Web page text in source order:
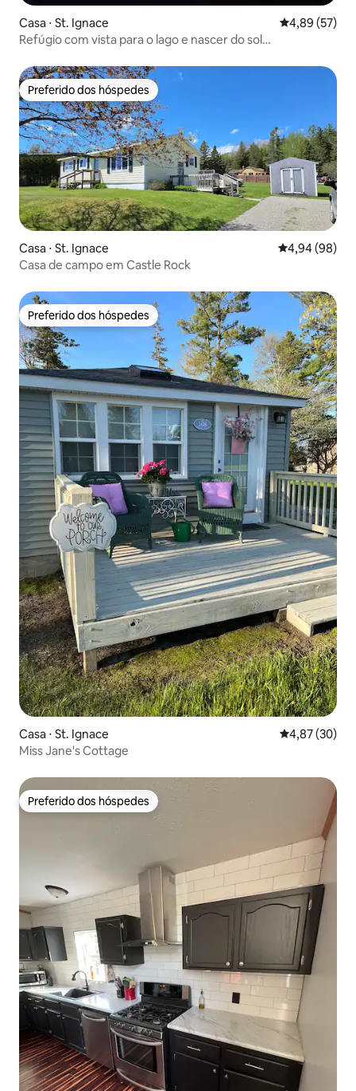
Casa ⋅ St. Ignace 4,89 de uma
4,89 (57)
Refúgio com vista para o lago e nascer do sol
Preferido dos hóspedes
Preferido dos hóspedes
Casa ⋅ St. Ignace 4,94 de uma
4,94 (98)
Casa de campo em Castle Rock
Preferido dos hóspedes
Preferido dos hóspedes
Casa ⋅ St. Ignace 4,87 de uma
4,87 (30)
Miss Jane's Cottage
Preferido dos hóspedes
Preferido dos hóspedes